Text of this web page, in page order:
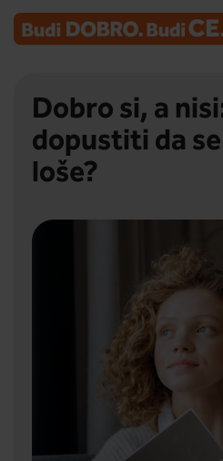
Dobro si, a
dopustiti da
loše?